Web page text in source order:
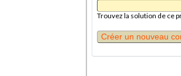
Trouvez la solution de ce